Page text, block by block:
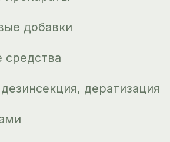
назначения